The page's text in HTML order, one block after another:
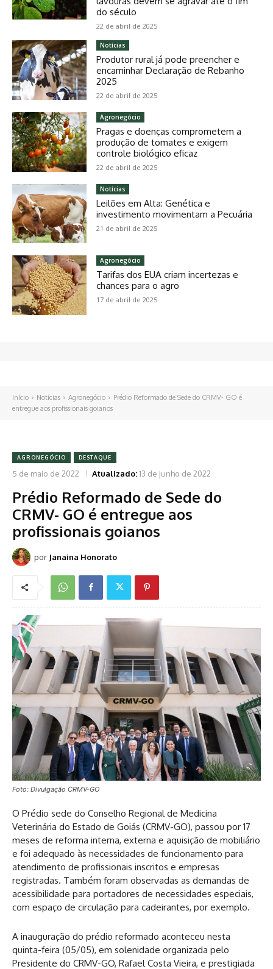
do século
22 de abril de 2025
Notícias
Produtor rural já pode preencher e
encaminhar Declaração de Rebanho
2025
22 de abril de 2025
Agronegócio
Pragas e doenças comprometem a
produção de tomates e exigem
controle biológico eficaz
22 de abril de 2025
Notícias
Leilões em Alta: Genética e
investimento movimentam a Pecuária
21 de abril de 2025
Agronegócio
Tarifas dos EUA criam incertezas e
chances para o agro
17 de abril de 2025